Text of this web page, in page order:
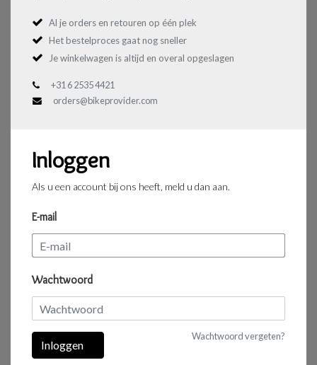
Al je orders en retouren op één plek
Het bestelproces gaat nog sneller
Je winkelwagen is altijd en overal opgeslagen
+31 6 2535 4421
orders@bikeprovider.com
Inloggen
Als u een account bij ons heeft, meld u dan aan.
E-mail
Wachtwoord
Wachtwoord vergeten?
Inloggen